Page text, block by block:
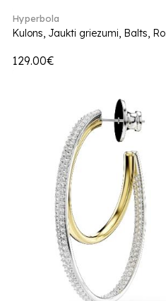
Hyperbola
Kulons, Jaukti griezumi, Balts,
129.00€